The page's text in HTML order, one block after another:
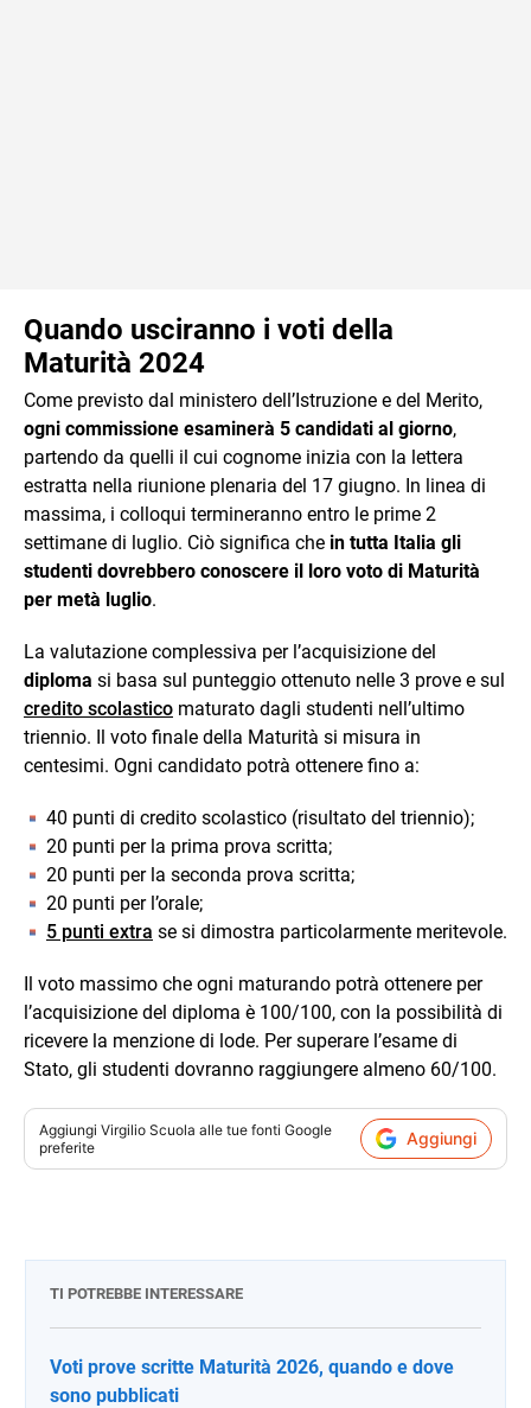
Quando usciranno i voti della
Maturità 2024
Come previsto dal ministero dell’Istruzione e del Merito,
ogni commissione esaminerà 5 candidati al giorno,
partendo da quelli il cui cognome inizia con la lettera
estratta nella riunione plenaria del 17 giugno. In linea di
massima, i colloqui termineranno entro le prime 2
settimane di luglio. Ciò significa che in tutta Italia gli
studenti dovrebbero conoscere il loro voto di Maturità
per metà luglio.
La valutazione complessiva per l’acquisizione del
diploma si basa sul punteggio ottenuto nelle 3 prove e sul
credito scolastico maturato dagli studenti nell’ultimo
triennio. Il voto finale della Maturità si misura in
centesimi. Ogni candidato potrà ottenere fino a:
40 punti di credito scolastico (risultato del triennio);
20 punti per la prima prova scritta;
20 punti per la seconda prova scritta;
20 punti per l’orale;
5 punti extra se si dimostra particolarmente meritevole.
Il voto massimo che ogni maturando potrà ottenere per
l’acquisizione del diploma è 100/100, con la possibilità di
ricevere la menzione di lode. Per superare l’esame di
Stato, gli studenti dovranno raggiungere almeno 60/100.
Aggiungi Virgilio Scuola alle tue fonti Google
preferite
Aggiungi
TI POTREBBE INTERESSARE
Voti prove scritte Maturità 2026, quando e dove
sono pubblicati